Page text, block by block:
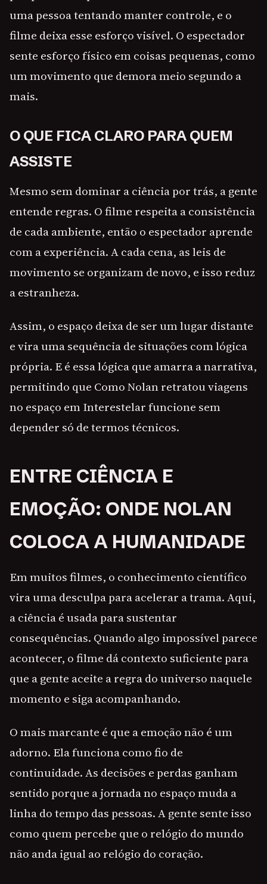
uma pessoa tentando manter controle, e o
filme deixa esse esforço visível. O espectador
sente esforço físico em coisas pequenas, como
um movimento que demora meio segundo a
mais.
O QUE FICA CLARO PARA QUEM
ASSISTE
Mesmo sem dominar a ciência por trás, a gente
entende regras. O filme respeita a consistência
de cada ambiente, então o espectador aprende
com a experiência. A cada cena, as leis de
movimento se organizam de novo, e isso reduz
a estranheza.
Assim, o espaço deixa de ser um lugar distante
e vira uma sequência de situações com lógica
própria. E é essa lógica que amarra a narrativa,
permitindo que Como Nolan retratou viagens
no espaço em Interestelar funcione sem
depender só de termos técnicos.
ENTRE CIÊNCIA E
EMOÇÃO: ONDE NOLAN
COLOCA A HUMANIDADE
Em muitos filmes, o conhecimento científico
vira uma desculpa para acelerar a trama. Aqui,
a ciência é usada para sustentar
consequências. Quando algo impossível parece
acontecer, o filme dá contexto suficiente para
que a gente aceite a regra do universo naquele
momento e siga acompanhando.
O mais marcante é que a emoção não é um
adorno. Ela funciona como fio de
continuidade. As decisões e perdas ganham
sentido porque a jornada no espaço muda a
linha do tempo das pessoas. A gente sente isso
como quem percebe que o relógio do mundo
não anda igual ao relógio do coração.